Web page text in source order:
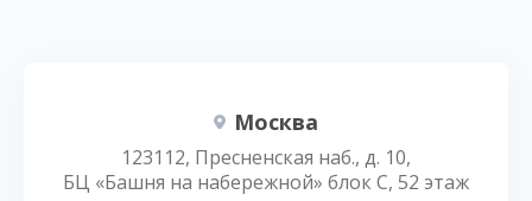
Москва
123112, Пресненская наб., д. 10,
БЦ «Башня на набережной» блок С, 52 этаж